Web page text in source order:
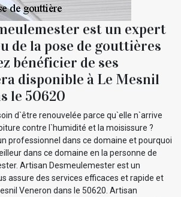
est un expert
de la pose de gouttières
bénéficier de ses
disponible à Le Mesnil
le 50620
d`être renouvelée parce qu`elle n`arrive
contre l`humidité et la moisissure ?
professionnel dans ce domaine et pourquoi
dans ce domaine en la personne de
Artisan Desmeulemester est un
assure des services efficaces et rapide et
Veneron dans le 50620. Artisan